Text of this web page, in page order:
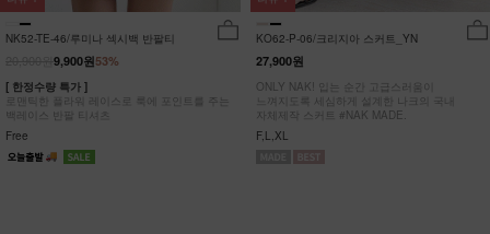
NK52-TE-46/루미나 섹시백 반팔티
53%
9,900원
[ 한정수량 특가 ]
로맨틱한 플라워 레이스로 룩에 포인트를 주는
백레이스 반팔 티셔츠
Free
KO62-P-06/크리지아 스커트_YN
27,900원
ONLY NAK! 입는 순간 고급스러움이
느껴지도록 세심하게 설계한 나크의 국내
자체제작 스커트 #NAK MADE.
F,L,XL